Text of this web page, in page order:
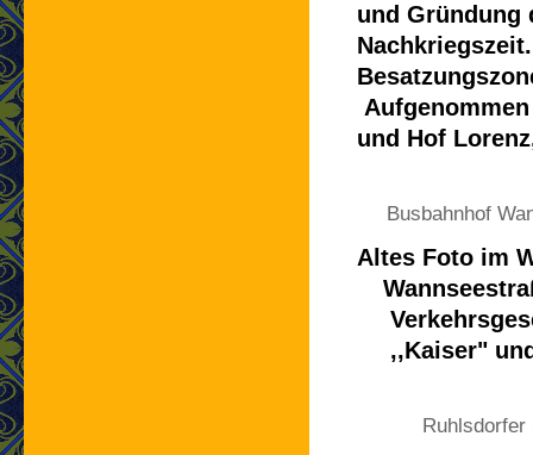
und Gründung
und Hof
Busbahnhof
Altes Foto im
,,Kaiser"